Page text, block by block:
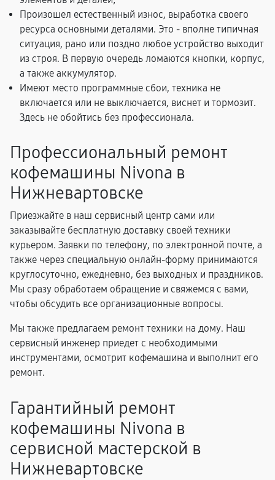
Произошел естественный износ, выработка своего
ресурса основными деталями. Это - вполне типичная
ситуация, рано или поздно любое устройство выходит
из строя. В первую очередь ломаются кнопки, корпус,
а также аккумулятор.
Имеют место программные сбои, техника не
включается или не выключается, виснет и тормозит.
Здесь не обойтись без профессионала.
Профессиональный ремонт
кофемашины Nivona в
Нижневартовске
Приезжайте в наш сервисный центр сами или
заказывайте бесплатную доставку своей техники
курьером. Заявки по телефону, по электронной почте, а
также через специальную онлайн-форму принимаются
круглосуточно, ежедневно, без выходных и праздников.
Мы сразу обработаем обращение и свяжемся с вами,
чтобы обсудить все организационные вопросы.
Мы также предлагаем ремонт техники на дому. Наш
сервисный инженер приедет с необходимыми
инструментами, осмотрит кофемашина и выполнит его
ремонт.
Гарантийный ремонт
кофемашины Nivona в
сервисной мастерской в
Нижневартовске